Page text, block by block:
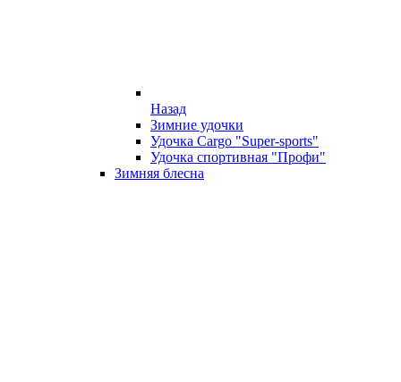
Назад
Зимние удочки
Удочка Cargo "Super-sports"
Удочка спортивная "Профи"
Зимняя блесна